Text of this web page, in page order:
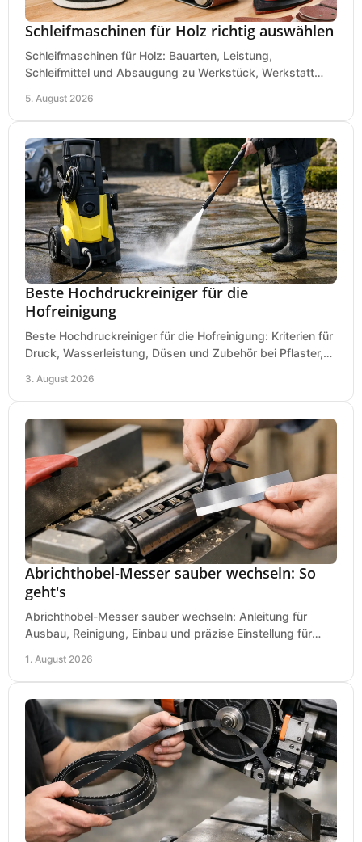
Schleifmaschinen für Holz richtig auswählen
Schleifmaschinen für Holz: Bauarten, Leistung,
Schleifmittel und Absaugung zu Werkstück, Werkstatt
5. August 2026
Beste Hochdruckreiniger für die
Hofreinigung
Beste Hochdruckreiniger für die Hofreinigung: Kriterien für
Druck, Wasserleistung, Düsen und Zubehör bei Pflaster,
3. August 2026
Abrichthobel-Messer sauber wechseln: So
geht's
Abrichthobel-Messer sauber wechseln: Anleitung für
Ausbau, Reinigung, Einbau und präzise Einstellung für
1. August 2026